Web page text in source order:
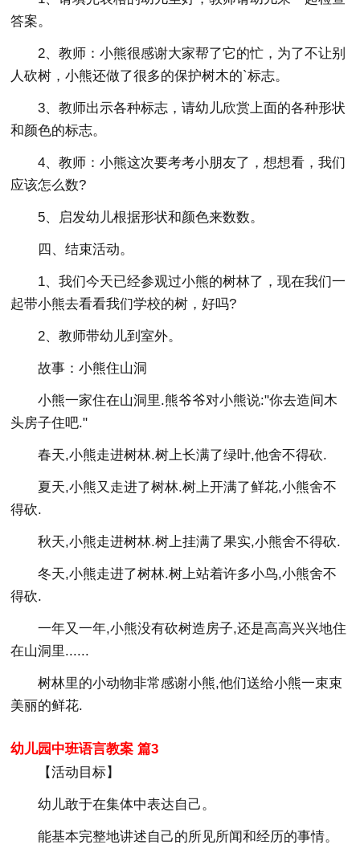
答案。
2、教师：小熊很感谢大家帮了它的忙，为了不让别
人砍树，小熊还做了很多的保护树木的`标志。
3、教师出示各种标志，请幼儿欣赏上面的各种形状
和颜色的标志。
4、教师：小熊这次要考考小朋友了，想想看，我们
应该怎么数?
5、启发幼儿根据形状和颜色来数数。
四、结束活动。
1、我们今天已经参观过小熊的树林了，现在我们一
起带小熊去看看我们学校的树，好吗?
2、教师带幼儿到室外。
故事：小熊住山洞
小熊一家住在山洞里.熊爷爷对小熊说:"你去造间木
头房子住吧."
春天,小熊走进树林.树上长满了绿叶,他舍不得砍.
夏天,小熊又走进了树林.树上开满了鲜花,小熊舍不
得砍.
秋天,小熊走进树林.树上挂满了果实,小熊舍不得砍.
冬天,小熊走进了树林.树上站着许多小鸟,小熊舍不
得砍.
一年又一年,小熊没有砍树造房子,还是高高兴兴地住
在山洞里......
树林里的小动物非常感谢小熊,他们送给小熊一束束
美丽的鲜花.
幼儿园中班语言教案 篇3
【活动目标】
幼儿敢于在集体中表达自己。
能基本完整地讲述自己的所见所闻和经历的事情。